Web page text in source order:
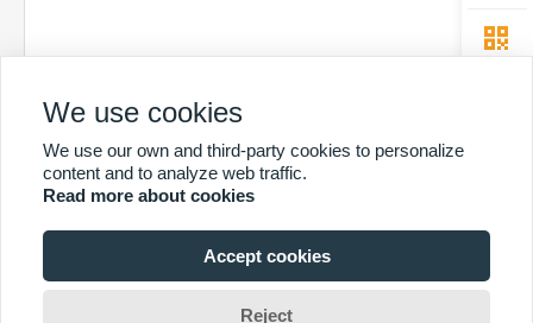
Ipasa Patakaran sa privacy
MAS MARAMING SERBISYO
Copyright Ni © Guangzhou Chunke Environmental Technology Co.

We use cookies
We use our own and third-party cookies to personalize
content and to analyze web traffic.
Read more about cookies
Accept cookies
Reject